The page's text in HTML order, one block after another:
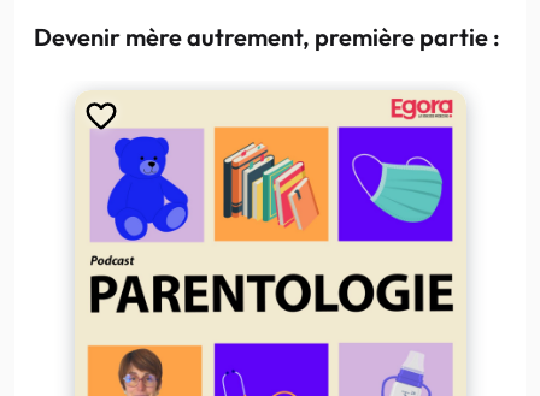
Devenir mère autrement, première partie :